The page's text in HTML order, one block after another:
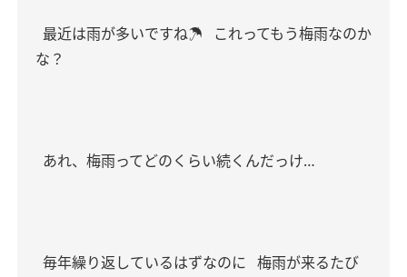
最近は雨が多いですね☂️
これってもう梅雨なのか
な？
あれ、梅雨ってどのくらい続くんだっけ…
毎年繰り返しているはずなのに 梅雨が来るたび